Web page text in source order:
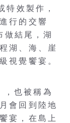
特效製作，
行的交響
結尾，湖
湖、海、崖
視覺饗宴。
也被稱為
會回到陸地
宴，在島上